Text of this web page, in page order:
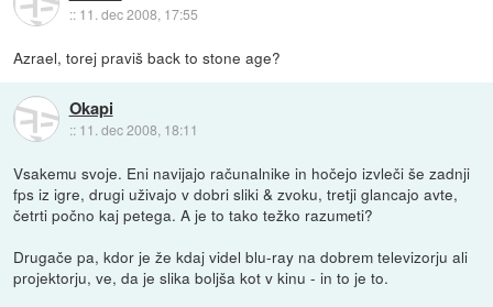
:: 11. dec 2008, 17:55
Azrael, torej praviš back to stone age?
Okapi
:: 11. dec 2008, 18:11
Vsakemu svoje. Eni navijajo računalnike in hočejo izvleči še zadnji
fps iz igre, drugi uživajo v dobri sliki & zvoku, tretji glancajo avte,
četrti počno kaj petega. A je to tako težko razumeti?
Drugače pa, kdor je že kdaj videl blu-ray na dobrem televizorju ali
projektorju, ve, da je slika boljša kot v kinu - in to je to.